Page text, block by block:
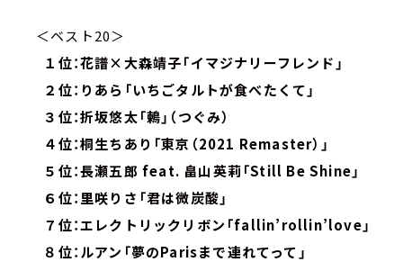
＜ベスト20＞
１位：花譜×大森靖子「イマジナリーフレンド」
２位：りあら「いちごタルトが食べたくて」
３位：折坂悠太「鶫」（つぐみ）
４位：桐生ちあり「東京（2021 Remaster）」
５位：長瀬五郎 feat. 畠山英莉「Still Be Shine」
６位：里咲りさ「君は微炭酸」
７位：エレクトリックリボン「fallin’rollin’love」
８位：ルアン「夢のParisまで連れてって」